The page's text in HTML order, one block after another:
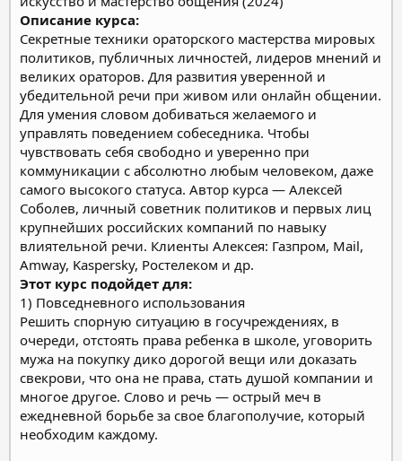
Описание курса:
Секретные техники ораторского мастерства мировых
политиков, публичных личностей, лидеров мнений и
великих ораторов. Для развития уверенной и
убедительной речи при живом или онлайн общении.
Для умения словом добиваться желаемого и
управлять поведением собеседника. Чтобы
чувствовать себя свободно и уверенно при
коммуникации с абсолютно любым человеком, даже
самого высокого статуса. Автор курса — Алексей
Соболев, личный советник политиков и первых лиц
крупнейших российских компаний по навыку
влиятельной речи. Клиенты Алексея: Газпром, Mail,
Amway, Kaspersky, Ростелеком и др.
Этот курс подойдет для:
1) Повседневного использования
Решить спорную ситуацию в госучреждениях, в
очереди, отстоять права ребенка в школе, уговорить
мужа на покупку дико дорогой вещи или доказать
свекрови, что она не права, стать душой компании и
многое другое. Слово и речь — острый меч в
ежедневной борьбе за свое благополучие, который
необходим каждому.